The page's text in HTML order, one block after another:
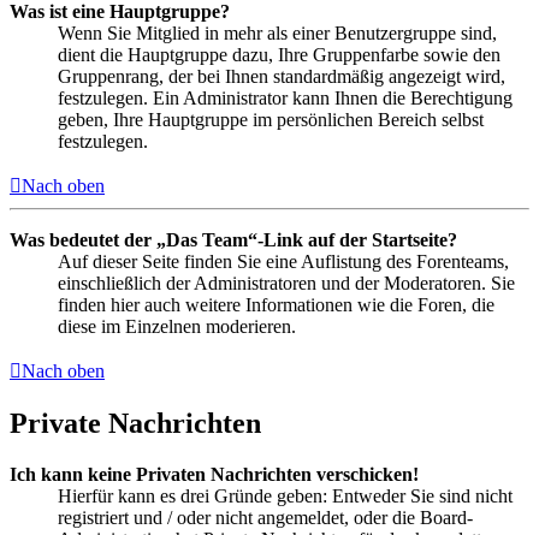
Was ist eine Hauptgruppe?
Wenn Sie Mitglied in mehr als einer Benutzergruppe sind,
dient die Hauptgruppe dazu, Ihre Gruppenfarbe sowie den
Gruppenrang, der bei Ihnen standardmäßig angezeigt wird,
festzulegen. Ein Administrator kann Ihnen die Berechtigung
geben, Ihre Hauptgruppe im persönlichen Bereich selbst
festzulegen.
Nach oben
Was bedeutet der „Das Team“-Link auf der Startseite?
Auf dieser Seite finden Sie eine Auflistung des Forenteams,
einschließlich der Administratoren und der Moderatoren. Sie
finden hier auch weitere Informationen wie die Foren, die
diese im Einzelnen moderieren.
Nach oben
Private Nachrichten
Ich kann keine Privaten Nachrichten verschicken!
Hierfür kann es drei Gründe geben: Entweder Sie sind nicht
registriert und / oder nicht angemeldet, oder die Board-